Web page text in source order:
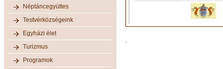
Néptáncegyüttes
Testvérközségeink
Egyházi élet
Turizmus
Programok
.